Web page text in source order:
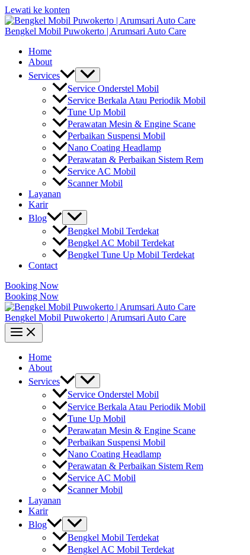
Lewati ke konten
Bengkel Mobil Puwokerto | Arumsari Auto Care
Home
About
Services
Service Onderstel Mobil
Service Berkala Atau Periodik Mobil
Tune Up Mobil
Perawatan Mesin & Engine Scane
Perbaikan Suspensi Mobil
Nano Coating Headlamp
Perawatan & Perbaikan Sistem Rem
Service AC Mobil
Scanner Mobil
Layanan
Karir
Blog
Bengkel Mobil Terdekat
Bengkel AC Mobil Terdekat
Bengkel Tune Up Mobil Terdekat
Contact
Booking Now
Booking Now
Bengkel Mobil Puwokerto | Arumsari Auto Care
Home
About
Services
Service Onderstel Mobil
Service Berkala Atau Periodik Mobil
Tune Up Mobil
Perawatan Mesin & Engine Scane
Perbaikan Suspensi Mobil
Nano Coating Headlamp
Perawatan & Perbaikan Sistem Rem
Service AC Mobil
Scanner Mobil
Layanan
Karir
Blog
Bengkel Mobil Terdekat
Bengkel AC Mobil Terdekat